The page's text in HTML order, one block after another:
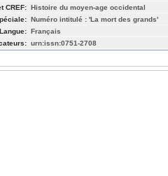
CREF: Histoire du moyen-age occidental
Numéro intitulé : 'La mort des grands'
Langue: Français
urn:issn:0751-2708